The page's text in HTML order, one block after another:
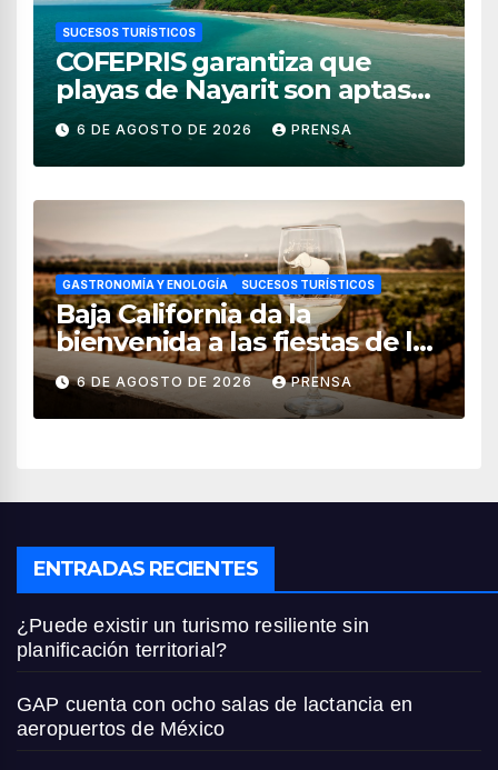
SUCESOS TURÍSTICOS
COFEPRIS garantiza que
playas de Nayarit son aptas
para uso recreativo
6 DE AGOSTO DE 2026 PRENSA
GASTRONOMÍA Y ENOLOGÍA SUCESOS TURÍSTICOS
Baja California da la
bienvenida a las fiestas de la
vendimia 2026
6 DE AGOSTO DE 2026 PRENSA
ENTRADAS RECIENTES
¿Puede existir un turismo resiliente sin
planificación territorial?
GAP cuenta con ocho salas de lactancia en
aeropuertos de México